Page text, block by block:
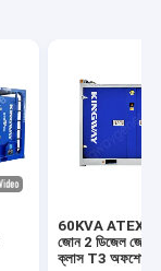
60KVA ATEX
জোন 2 ডিজেল
ক্লাস T3 অফশোর